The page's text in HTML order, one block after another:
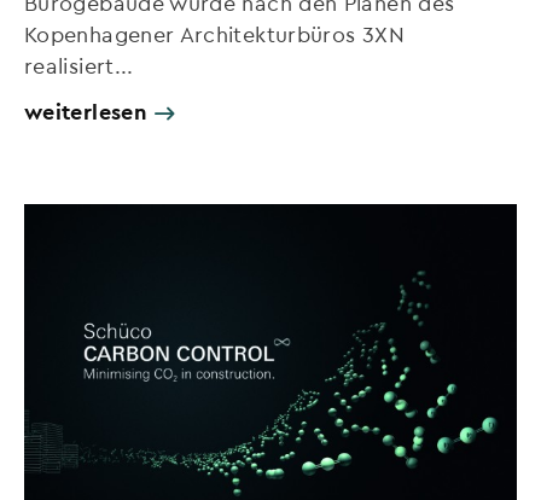
Kopenhagener Architekturbüros 3XN
realisiert...
weiterlesen